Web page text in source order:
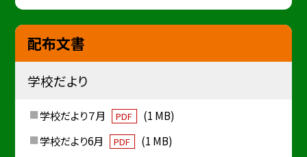
配布文書
学校だより
学校だより７月 PDF
(1 MB)
学校だより6月
PDF
(1 MB)